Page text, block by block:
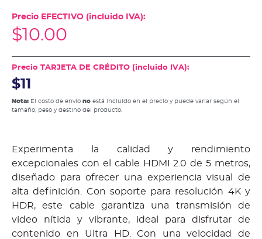
Precio EFECTIVO (incluido IVA):
$10.00
Precio TARJETA DE CRÉDITO (incluido IVA):
$11
Nota: El costo de envío no está incluido en el precio y puede variar según el
tamaño, peso y destino del producto.
Experimenta la calidad y rendimiento
excepcionales con el cable HDMI 2.0 de 5 metros,
diseñado para ofrecer una experiencia visual de
alta definición. Con soporte para resolución 4K y
HDR, este cable garantiza una transmisión de
video nítida y vibrante, ideal para disfrutar de
contenido en Ultra HD. Con una velocidad de